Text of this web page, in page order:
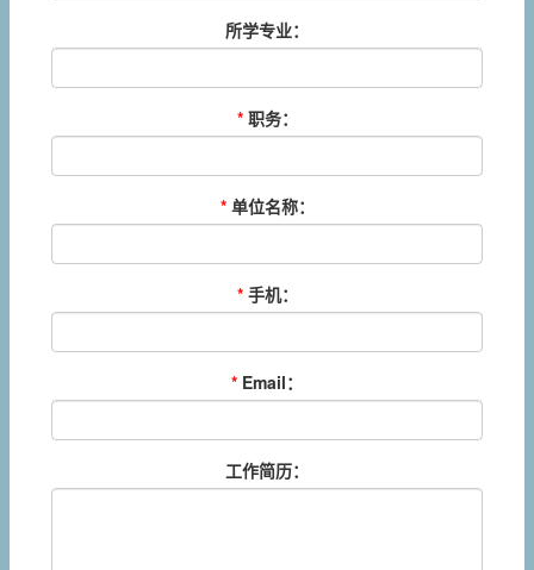
所学专业：
* 职务：
* 单位名称：
* 手机：
* Email：
工作简历：